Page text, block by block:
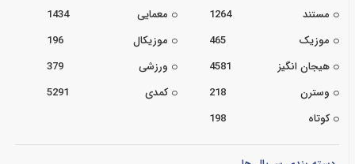
مستند
1264 معمایی
1434
موزیک
465 موزیکال
196
هیجان انگیز
4581 ورزشی
379
وسترن
218 کمدی
5291
کوتاه
198